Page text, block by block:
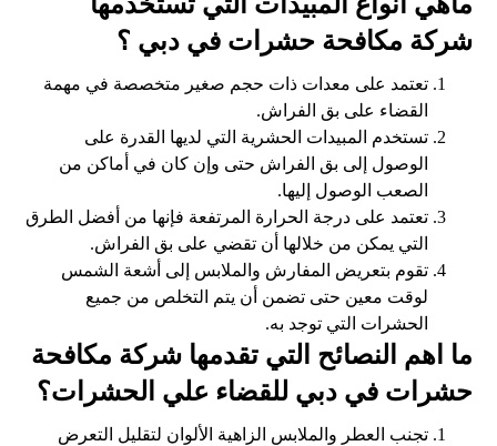
شركة مكافحة حشرات في دبي ؟
تعتمد على معدات ذات حجم صغير متخصصة في مهمة
القضاء على بق الفراش.
تستخدم المبيدات الحشرية التي لديها القدرة على
الوصول إلى بق الفراش حتى وإن كان في أماكن من
الصعب الوصول إليها.
تعتمد على درجة الحرارة المرتفعة فإنها من أفضل الطرق
التي يمكن من خلالها أن تقضي على بق الفراش.
تقوم بتعريض المفارش والملابس إلى أشعة الشمس
لوقت معين حتى تضمن أن يتم التخلص من جميع
الحشرات التي توجد به.
ما اهم النصائح التي تقدمها شركة مكافحة
حشرات في دبي للقضاء علي الحشرات؟
تجنب العطر والملابس الزاهية الألوان لتقليل التعرض